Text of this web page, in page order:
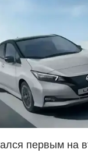
первым на